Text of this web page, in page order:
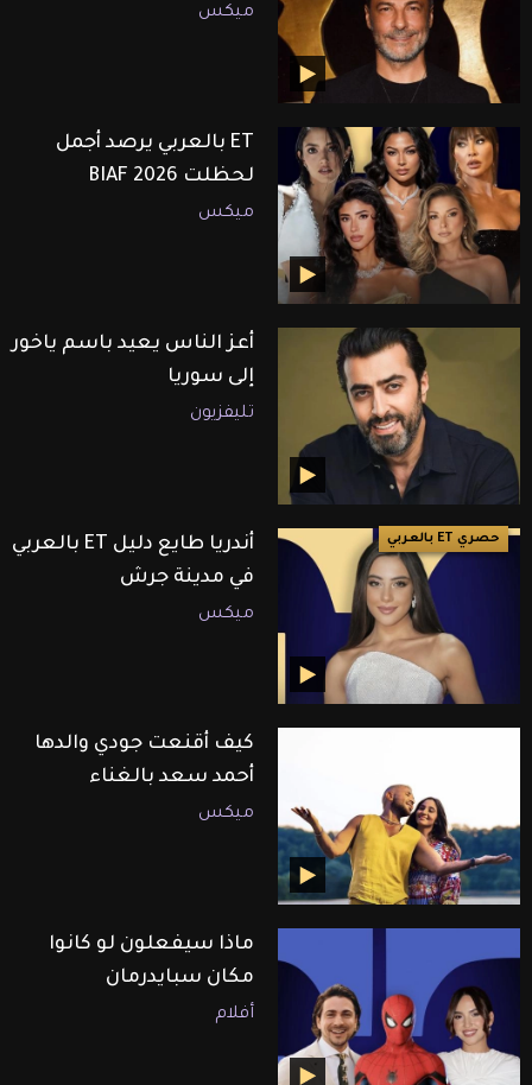
ميكس
ET بالعربي يرصد أجمل
لحظلت BIAF 2026
ميكس
أعز الناس يعيد باسم ياخور
إلى سوريا
تليفزيون
حصري ET بالعربي
أندريا طايع دليل ET بالعربي
في مدينة جرش
ميكس
كيف أقنعت جودي والدها
أحمد سعد بالغناء
ميكس
ماذا سيفعلون لو كانوا
مكان سبايدرمان
أفلام